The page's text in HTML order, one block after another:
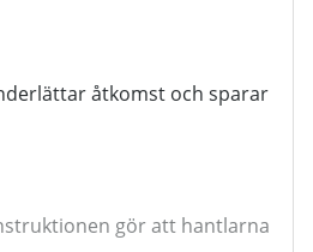
åtkomst och sparar
gör att hantlarna